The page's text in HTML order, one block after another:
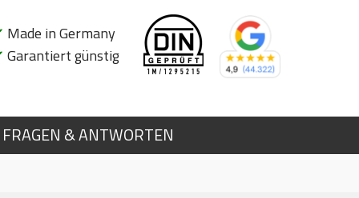
Made in Germany
Garantiert günstig
FRAGEN & ANTWORTEN